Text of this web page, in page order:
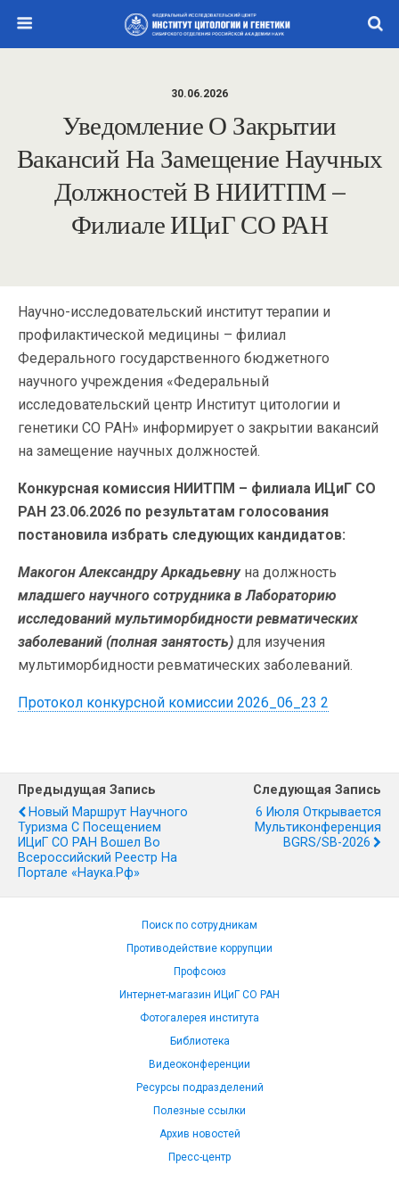
30.06.2026
Уведомление О Закрытии
Вакансий На Замещение Научных
Должностей В НИИТПМ –
Филиале ИЦиГ СО РАН
Научно-исследовательский институт терапии и
профилактической медицины – филиал
Федерального государственного бюджетного
научного учреждения «Федеральный
исследовательский центр Институт цитологии и
генетики СО РАН» информирует о закрытии вакансий
на замещение научных должностей.
Конкурсная комиссия НИИТПМ – филиала ИЦиГ СО
РАН 23.06.2026 по результатам голосования
постановила избрать следующих кандидатов:
Макогон Александру Аркадьевну на должность
младшего научного сотрудника в Лабораторию
исследований мультиморбидности ревматических
заболеваний (полная занятость) для изучения
мультиморбидности ревматических заболеваний.
Протокол конкурсной комиссии 2026_06_23 2
Предыдущая Запись
Новый Маршрут Научного
Туризма С Посещением
ИЦиГ СО РАН Вошел Во
Всероссийский Реестр На
Портале «Наука.рф»
Следующая Запись
6 Июля Открывается
Мультиконференция
BGRS/SB-2026
Поиск по сотрудникам
Противодействие коррупции
Профсоюз
Интернет-магазин ИЦиГ СО РАН
Фотогалерея института
Библиотека
Видеоконференции
Ресурсы подразделений
Полезные ссылки
Архив новостей
Пресс-центр